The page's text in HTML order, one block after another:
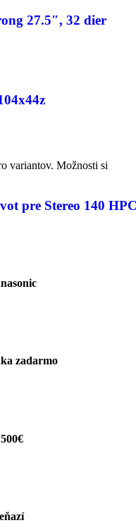
27.5″, 32 dier
variantov. Možnosti si
pre Stereo 140
zadarmo